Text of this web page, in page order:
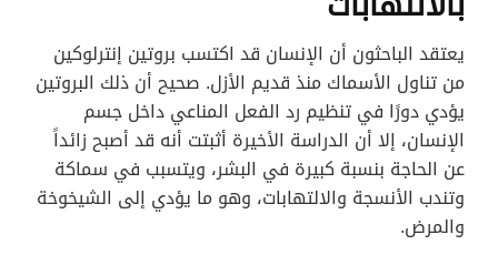
يعتقد الباحثون أن الإنسان قد اكتسب بروتين إنترلوكين
من تناول الأسماك منذ قديم الأزل. صحيح أن ذلك البروتين
يؤدي دورًا في تنظيم رد الفعل المناعي داخل جسم
الإنسان، إلا أن الدراسة الأخيرة أثبتت أنه قد أصبح زائداً
عن الحاجة بنسبة كبيرة في البشر، ويتسبب في سماكة
وتندب الأنسجة والالتهابات، وهو ما يؤدي إلى الشيخوخة
والمرض.